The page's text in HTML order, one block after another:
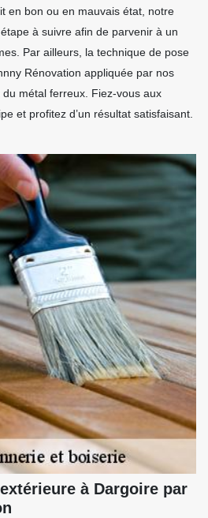
en bon ou en mauvais état, notre
à suivre afin de parvenir à un
Par ailleurs, la technique de pose
Rénovation appliquée par nos
du métal ferreux. Fiez-vous aux
et profitez d’un résultat satisfaisant.
à Dargoire par